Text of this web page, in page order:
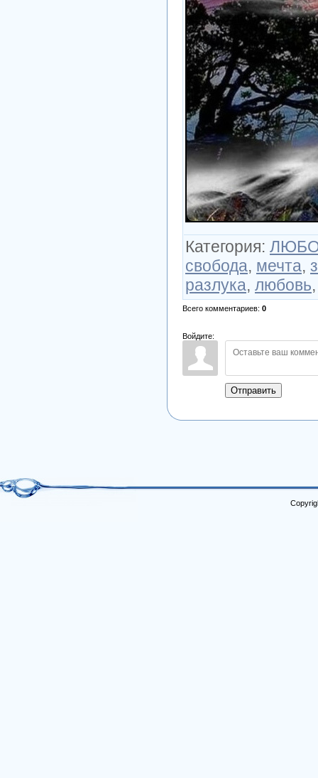
Категория:
свобода, мечта,
разлука, любовь
Всего комментариев: 0
Войдите:
Отправить